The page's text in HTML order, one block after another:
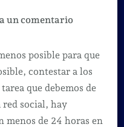
un comentarioen
para
tener
mayor
en
posible para que
contestar a los
que debemos de
red social, hay
menos de 24 horas en